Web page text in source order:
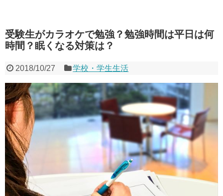
受験生がカラオケで勉強？勉強時間は平日は何
時間？眠くなる対策は？
2018/10/27 学校・学生生活